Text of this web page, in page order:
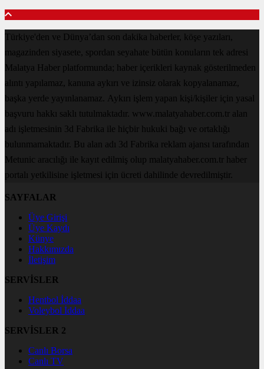
Türkiye'den ve Dünya’dan son dakika haberler, köşe yazıları,
magazinden siyasete, spordan seyahate bütün konuların tek adresi
Malatya Haber platformunda; haber içerikleri kaynak gösterilmeden
alıntı yapılamaz, kanuna aykırı ve izinsiz olarak kopyalanamaz,
başka yerde yayınlanamaz. Aykırı işlem yapan kişi/kişiler için yasal
başvuru hakkı saklı tutulmaktadır. www.malatyahaber.com.tr alan
adı işletmesinin 3d Fabrika ile hiçbir hukuki bağı ve ortaklığı
bulunmamaktadır. Bu alan adı 3d Fabrika reklam ajansı tarafından
Metunic aracılığı ile kayıt edilmiş olup malatyahaber.com.tr haber
portalı yetkilisine işletmesi için ücreti dahilinde devredilmiştir.
SAYFALAR
Üye Girişi
Üye Kaydı
Künye
Hakkımızda
İletişim
SERVİSLER
Hentbol İddaa
Voleybol İddaa
SERVİSLER 2
Canlı Borsa
Canlı TV